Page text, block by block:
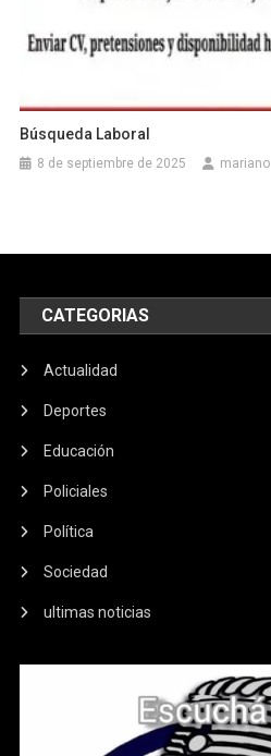
Búsqueda Laboral
8 de septiembre de 2025 mariano
CATEGORIAS
Actualidad
Deportes
Educación
Policiales
Política
Sociedad
ultimas noticias